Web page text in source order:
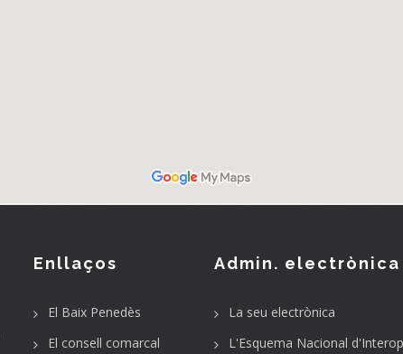
Enllaços
El Baix Penedès
El consell comarcal
Admin. electrònica
La seu electrònica
L'Esquema Nacional